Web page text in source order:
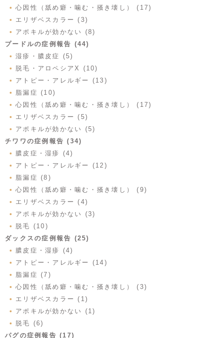
心因性（舐め癖・噛む・掻き壊し） (17)
エリザベスカラー (3)
アポキルが効かない (8)
プードルの症例報告 (44)
湿疹・膿皮症 (5)
脱毛・アロペシアX (10)
アトピー・アレルギー (13)
脂漏症 (10)
心因性（舐め癖・噛む・掻き壊し） (17)
エリザベスカラー (5)
アポキルが効かない (5)
チワワの症例報告 (34)
膿皮症・湿疹 (4)
アトピー・アレルギー (12)
脂漏症 (8)
心因性（舐め癖・噛む・掻き壊し） (9)
エリザベスカラー (4)
アポキルが効かない (3)
脱毛 (10)
ダックスの症例報告 (25)
膿皮症・湿疹 (4)
アトピー・アレルギー (14)
脂漏症 (7)
心因性（舐め癖・噛む・掻き壊し） (3)
エリザベスカラー (1)
アポキルが効かない (1)
脱毛 (6)
パグの症例報告 (17)